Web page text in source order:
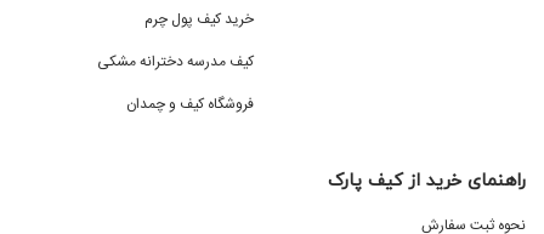
خرید کیف پول چرم
کیف مدرسه دخترانه مشکی
فروشگاه کیف و چمدان
راهنمای خرید از کیف پارک
نحوه ثبت سفارش